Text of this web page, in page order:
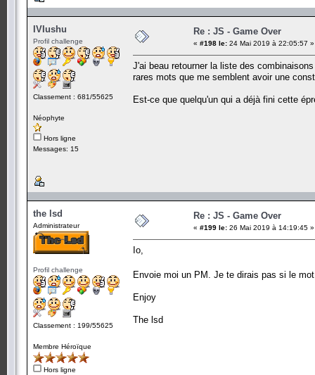
IVIushu
Profil challenge
Classement : 681/55625
Néophyte
Hors ligne
Messages: 15
Re : JS - Game Over
« #198 le: 24 Mai 2019 à 22:05:57 »
J'ai beau retourner la liste des
rares mots que me semblent avoir une
Est-ce que quelqu'un qui a déjà fini cette
the lsd
Administrateur
Profil challenge
Classement : 199/55625
Membre Héroïque
Hors ligne
Re : JS - Game Over
« #199 le: 26 Mai 2019 à 14:19:45 »
Io,
Envoie moi un PM. Je te dirais pas si le
Enjoy
The lsd